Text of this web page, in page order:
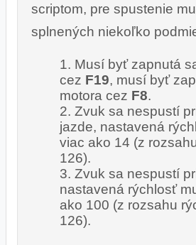
scriptom, pre spustenie
splnených niekoľko
Musí byť zapnutá
cez F19, musí byť
motora cez F8.
Zvuk sa nespustí
jazde, nastavená
viac ako 14 (z
126).
Zvuk sa nespustí
nastavená rýchlosť
ako 100 (z rozsahu
126).